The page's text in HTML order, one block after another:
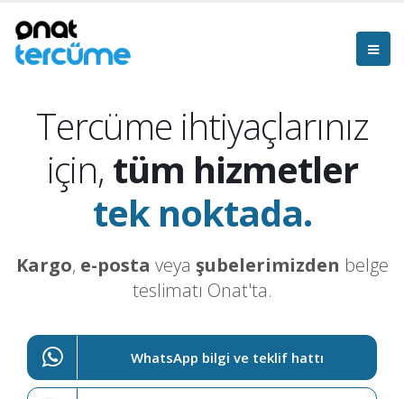
Tercüme ihtiyaçlarınız
için, tüm hizmetler
tek noktada.
Kargo, e-posta veya şubelerimizden belge
teslimatı Onat'ta.
WhatsApp bilgi ve teklif hattı